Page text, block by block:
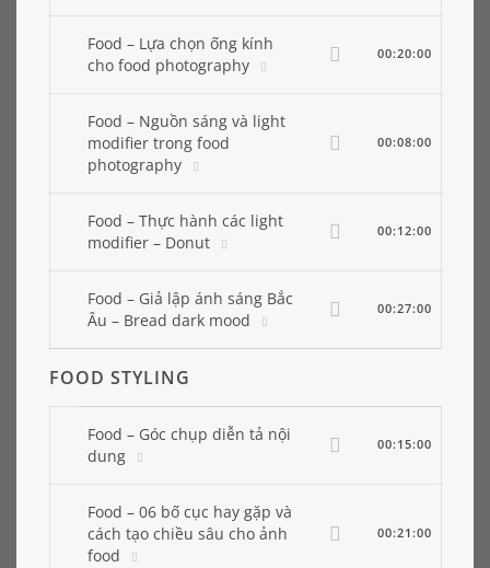
Food – Lựa chọn ống kính
cho food photography
00:20:00
Food – Nguồn sáng và light
modifier trong food
photography
00:08:00
Food – Thực hành các light
modifier – Donut
00:12:00
Food – Giả lập ánh sáng Bắc
Âu – Bread dark mood
00:27:00
FOOD STYLING
Food – Góc chụp diễn tả nội
dung
00:15:00
Food – 06 bố cục hay gặp và
cách tạo chiều sâu cho ảnh
food
00:21:00